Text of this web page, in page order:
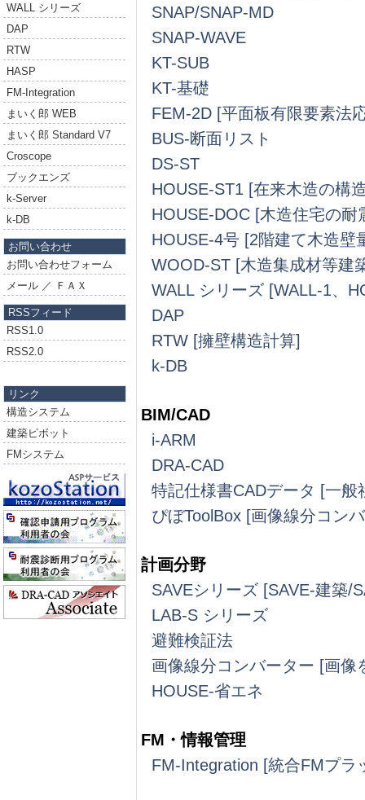
WALL シリーズ
DAP
RTW
HASP
FM-Integration
まいく郎 WEB
まいく郎 Standard V7
Croscope
ブックエンズ
k-Server
k-DB
お問い合わせ
お問い合わせフォーム
メール ／ ＦＡＸ
RSSフィード
RSS1.0
RSS2.0
リンク
構造システム
建築ピボット
FMシステム
SNAP/SNAP-MD
SNAP-WAVE
KT-SUB
KT-基礎
FEM-2D [平面板有限要素法
BUS-断面リスト
DS-ST
HOUSE-ST1 [在来木造の構
HOUSE-DOC [木造住宅の
HOUSE-4号 [2階建て木造壁
WOOD-ST [木造集成材等建
WALL シリーズ [WALL-1、
DAP
RTW [擁壁構造計算]
k-DB
BIM/CAD
i-ARM
DRA-CAD
特記仕様書CADデータ [一
ぴぼToolBox [画像線分コン
計画分野
SAVEシリーズ [SAVE-建築/
LAB-S シリーズ
避難検証法
画像線分コンバーター [画
HOUSE-省エネ
FM・情報管理
FM-Integration [統合FMプラ